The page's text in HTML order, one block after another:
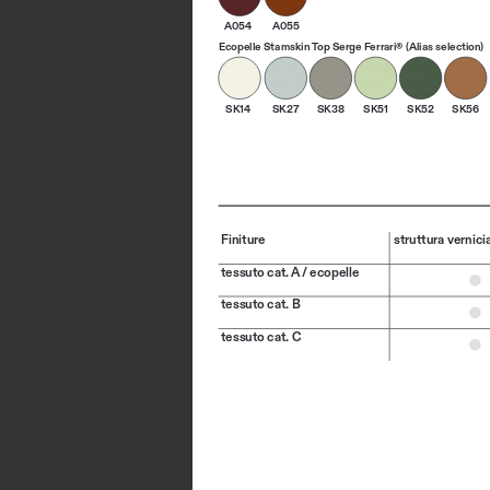
A054
A055
Ecopelle Stamskin Top Serge Ferrari® (Alias selection)
SK14 SK27 SK38 SK51 SK52 SK56
Finiture struttura
tessuto cat. A / ecopelle
tessuto cat. B
tessuto cat. C